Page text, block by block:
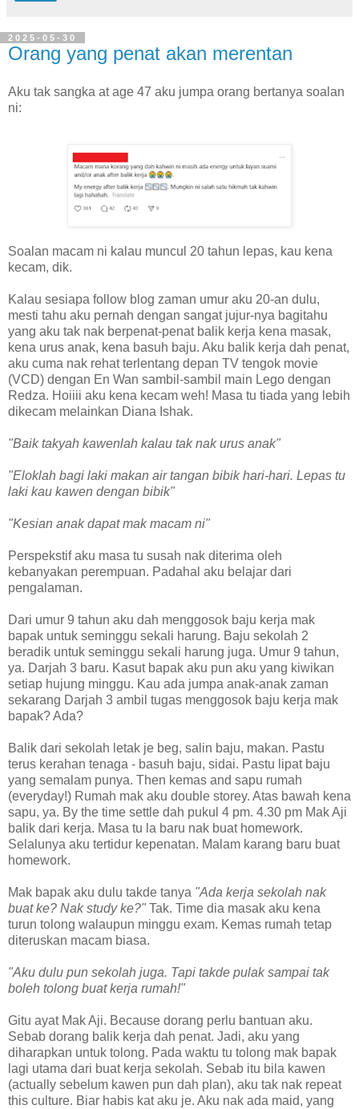
2025-05-30
Orang yang penat akan merentan
Aku tak sangka at age 47 aku jumpa orang bertanya soalan
ni:
Soalan macam ni kalau muncul 20 tahun lepas, kau kena
kecam, dik.
Kalau sesiapa follow blog zaman umur aku 20-an dulu,
mesti tahu aku pernah dengan sangat jujur-nya bagitahu
yang aku tak nak berpenat-penat balik kerja kena masak,
kena urus anak, kena basuh baju. Aku balik kerja dah penat,
aku cuma nak rehat terlentang depan TV tengok movie
(VCD) dengan En Wan sambil-sambil main Lego dengan
Redza. Hoiiii aku kena kecam weh! Masa tu tiada yang lebih
dikecam melainkan Diana Ishak.
"Baik takyah kawenlah kalau tak nak urus anak"
"Eloklah bagi laki makan air tangan bibik hari-hari. Lepas tu
laki kau kawen dengan bibik"
"Kesian anak dapat mak macam ni"
Perspekstif aku masa tu susah nak diterima oleh
kebanyakan perempuan. Padahal aku belajar dari
pengalaman.
Dari umur 9 tahun aku dah menggosok baju kerja mak
bapak untuk seminggu sekali harung. Baju sekolah 2
beradik untuk seminggu sekali harung juga. Umur 9 tahun,
ya. Darjah 3 baru. Kasut bapak aku pun aku yang kiwikan
setiap hujung minggu. Kau ada jumpa anak-anak zaman
sekarang Darjah 3 ambil tugas menggosok baju kerja mak
bapak? Ada?
Balik dari sekolah letak je beg, salin baju, makan. Pastu
terus kerahan tenaga - basuh baju, sidai. Pastu lipat baju
yang semalam punya. Then kemas and sapu rumah
(everyday!) Rumah mak aku double storey. Atas bawah kena
sapu, ya. By the time settle dah pukul 4 pm. 4.30 pm Mak Aji
balik dari kerja. Masa tu la baru nak buat homework.
Selalunya aku tertidur kepenatan. Malam karang baru buat
homework.
Mak bapak aku dulu takde tanya "Ada kerja sekolah nak
buat ke? Nak study ke?" Tak. Time dia masak aku kena
turun tolong walaupun minggu exam. Kemas rumah tetap
diteruskan macam biasa.
"Aku dulu pun sekolah juga. Tapi takde pulak sampai tak
boleh tolong buat kerja rumah!"
Gitu ayat Mak Aji. Because dorang perlu bantuan aku.
Sebab dorang balik kerja dah penat. Jadi, aku yang
diharapkan untuk tolong. Pada waktu tu tolong mak bapak
lagi utama dari buat kerja sekolah. Sebab itu bila kawen
(actually sebelum kawen pun dah plan), aku tak nak repeat
this culture. Biar habis kat aku je. Aku nak ada maid, yang